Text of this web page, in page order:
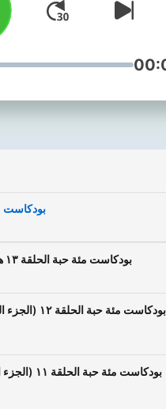
بودكاست مئة حبة
بودكاست مئة حبة الحلقة ١٣ هندسة الطيران والفضاء الجوي مع لجين علم الدين
بودكاست
بودكاست